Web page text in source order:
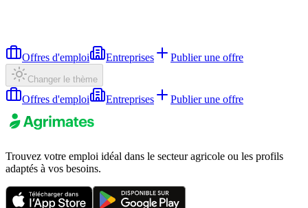
Offres d'emploi Entreprises Publier une offre
Changer le thème
Offres d'emploi Entreprises Publier une offre
Trouvez votre emploi idéal dans le secteur agricole ou les profils
adaptés à vos besoins.